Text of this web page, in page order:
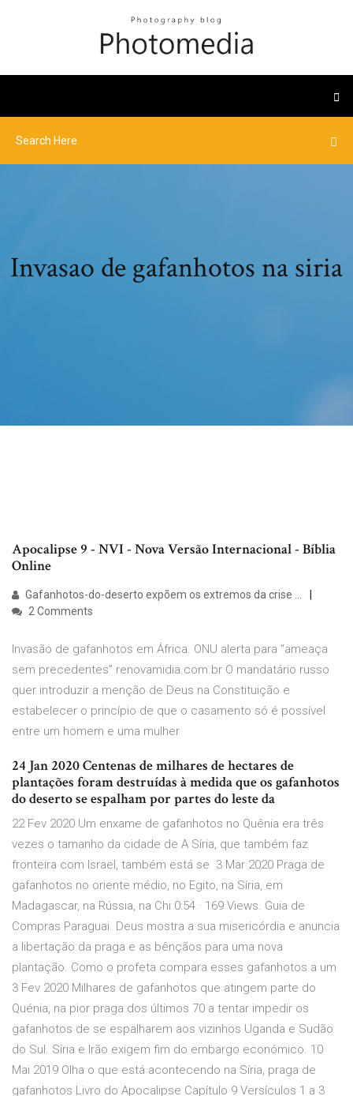
Invasao de gafanhotos na siria
Apocalipse 9 - NVI - Nova Versão Internacional - Bíblia
Online
Gafanhotos-do-deserto expõem os extremos da crise ...
2 Comments
Invasão de gafanhotos em África. ONU alerta para “ameaça
sem precedentes” renovamidia.com.br O mandatário russo
quer introduzir a menção de Deus na Constituição e
estabelecer o princípio de que o casamento só é possível
entre um homem e uma mulher
24 Jan 2020 Centenas de milhares de hectares de
plantações foram destruídas à medida que os gafanhotos
do deserto se espalham por partes do leste da
22 Fev 2020 Um enxame de gafanhotos no Quênia era três
vezes o tamanho da cidade de A Síria, que também faz
fronteira com Israel, também está se 3 Mar 2020 Praga de
gafanhotos no oriente médio, no Egito, na Síria, em
Madagascar, na Rússia, na Chi 0:54 · 169 Views. Guia de
Compras Paraguai. Deus mostra a sua misericórdia e anuncia
a libertação da praga e as bênçãos para uma nova
plantação. Como o profeta compara esses gafanhotos a um
3 Fev 2020 Milhares de gafanhotos que atingem parte do
Quénia, na pior praga dos últimos 70 a tentar impedir os
gafanhotos de se espalharem aos vizinhos Uganda e Sudão
do Sul. Síria e Irão exigem fim do embargo económico. 10
Mai 2019 Olha o que está acontecendo na Síria, praga de
gafanhotos Livro do Apocalipse Capítulo 9 Versículos 1 a 3